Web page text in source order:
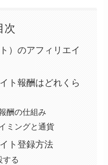
次
）のアフィリエイ
ト報酬はどれくら
酬の仕組み
ミングと通貨
ト登録方法
する